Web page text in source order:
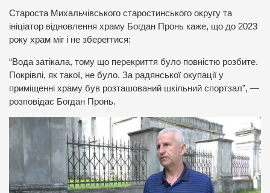
Староста Михальчівського старостинського округу та
ініціатор відновлення храму Богдан Пронь каже, що до 2023
року храм міг і не зберегтися:
“Вода затікала, тому що перекриття було повністю розбите.
Покрівлі, як такої, не було. За радянської окупації у
приміщенні храму був розташований шкільний спортзал”, —
розповідає Богдан Пронь.